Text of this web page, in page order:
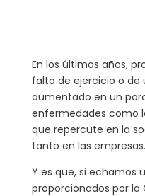
En los últimos años,
falta de ejercicio o
aumentado en un
enfermedades como
que repercute en la
tanto en las empresas.
Y es que, si echamos
proporcionados por la